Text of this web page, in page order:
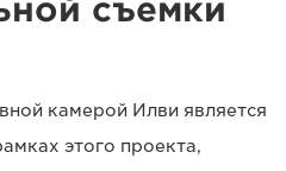
съемки
камерой Илви является
этого проекта,